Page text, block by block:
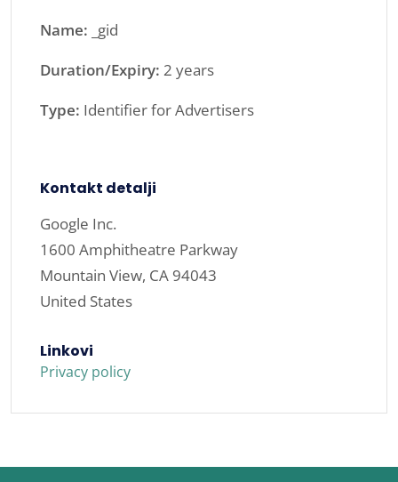
Name: _gid
Duration/Expiry: 2 years
Type: Identifier for Advertisers
Kontakt detalji
Google Inc.
1600 Amphitheatre Parkway
Mountain View, CA 94043
United States
Linkovi
Privacy policy